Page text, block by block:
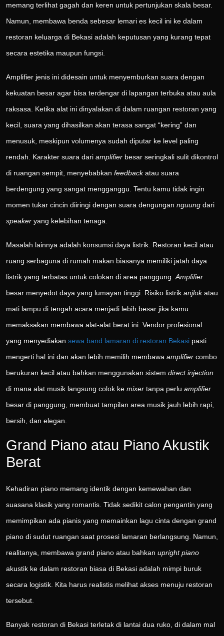
memang terlihat gagah dan keren untuk pertunjukan skala besar.
Namun, membawa benda sebesar lemari es kecil ini ke dalam
restoran keluarga di Bekasi adalah keputusan yang kurang tepat
secara estetika maupun fungsi.
Amplifier jenis ini didesain untuk menyemburkan suara dengan
kekuatan besar agar bisa terdengar di lapangan terbuka atau aula
raksasa. Ketika alat ini dinyalakan di dalam ruangan restoran yang
kecil, suara yang dihasilkan akan terasa sangat “kering” dan
menusuk, meskipun volumenya sudah diputar ke level paling
rendah. Karakter suara dari amplifier besar seringkali sulit dikontrol
di ruangan sempit, menyebabkan feedbackatau suara
berdengung yang sangat mengganggu. Tentu kamu tidak ingin
momen tukar cincin diiringi dengan suara dengungan nguung dari
speaker yang kelebihan tenaga.
Masalah lainnya adalah konsumsi daya listrik. Restoran kecil atau
ruang serbaguna di rumah makan biasanya memiliki jatah daya
listrik yang terbatas untuk colokan di area panggung. Amplifier
besar menyedot daya yang lumayan tinggi. Risiko listrik anjlokatau
mati lampu di tengah acara menjadi lebih besar jika kamu
memaksakan membawa alat-alat berat ini. Vendor profesional
yang menyediakan sewa band lamaran di restoran Bekasi pasti
mengerti hal ini dan akan lebih memilih membawa amplifier combo
berukuran kecil atau bahkan menggunakan sistem direct injection
di mana alat musik langsung colok ke mixer tanpa perlu amplifier
besar di panggung, membuat tampilan area musik jauh lebih rapi,
bersih, dan elegan.
Grand Piano atau Piano Akustik
Berat
Kehadiran piano memang identik dengan kemewahan dan
suasana klasik yang romantis. Tidak sedikit calon pengantin yang
memimpikan ada pianis yang memainkan lagu cinta dengan grand
piano di sudut ruangan saat prosesi lamaran berlangsung. Namun,
realitanya, membawa grand piano atau bahkan upright piano
akustik ke dalam restoran biasa di Bekasi adalah mimpi buruk
secara logistik. Kita harus realistis melihat akses menuju restoran
tersebut.
Banyak restoran di Bekasi terletak di lantai dua ruko, di dalam mal